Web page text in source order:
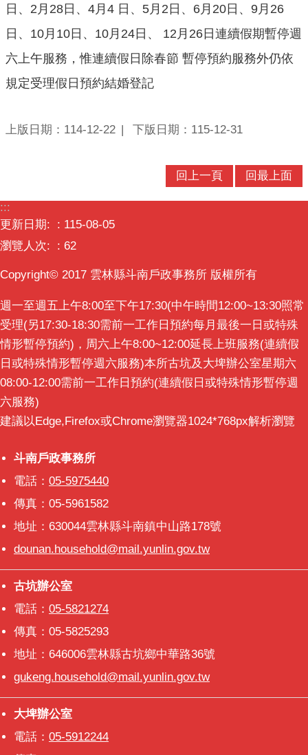
日、2月28日、4月4 日、5月2日、6月20日、9月26
日、10月10日、10月24日、 12月26日連續假期暫停週
六上午服務，惟連續假日除春節 暫停預約服務外仍依
規定受理假日預約結婚登記
上版日期：114-12-22 下版日期：115-12-31
回上一頁 回最上面
:::
更新日期:
115-08-05
瀏覽人次:
62
Copyright© 2017 雲林縣斗南戶政事務所 版權所有
週一至週五上午8:00至下午17:30(中午時間12:00~13:30照常
受理(另17:30-18:30需前一工作日預約每月最後一日或特殊
情形暫停預約)，周六上午8:00~12:00延長上班服務(連續假
日或特殊情形暫停週六服務)本所古坑及大埤辦公室星期六
08:00-12:00需前一工作日預約(連續假日或特殊情形暫停週
六服務)
建議以Edge,Firefox或Chrome瀏覽器1024*768px解析瀏覽
斗南戶政事務所
斗南戶政事務所
電話： 05-5975440
傳真：05-5961582
地址：630044雲林縣斗南鎮中山路178號
dounan.household@mail.yunlin.gov.tw
古坑辦公室
古坑辦公室
電話： 05-5821274
傳真：05-5825293
地址：646006雲林縣古坑鄉中華路36號
gukeng.household@mail.yunlin.gov.tw
大埤辦公室
大埤辦公室
電話： 05-5912244